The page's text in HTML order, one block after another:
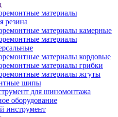
материалы
резина
материалы камерные
материалы
материалы кордовые
материалы грибки
материалы жгуты
шипы
для шиномонтажа
оборудование
инструмент